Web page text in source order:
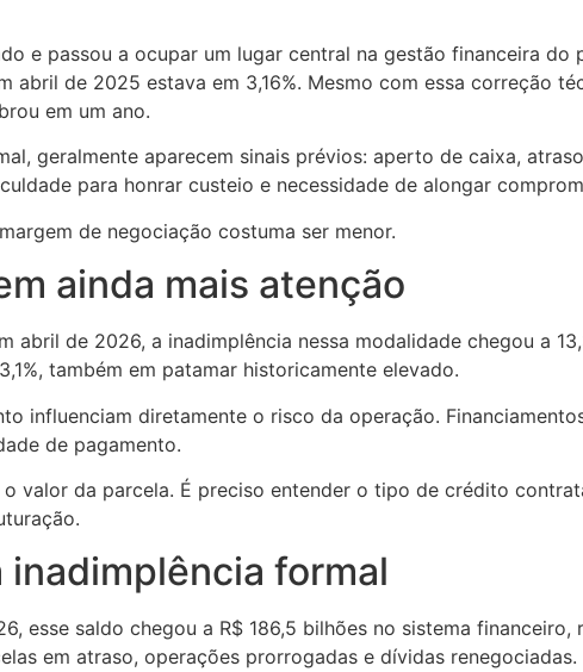
e passou a ocupar um lugar central na gestão financeira
de 2025 estava em 3,16%. Mesmo com essa correção
em um ano.
geralmente aparecem sinais prévios: aperto de caixa,
para honrar custeio e necessidade de alongar
de negociação costuma ser menor.
ainda mais atenção
de 2026, a inadimplência nessa modalidade chegou a
também em patamar historicamente elevado.
influenciam diretamente o risco da operação.
de pagamento.
valor da parcela. É preciso entender o tipo de crédito
formal
saldo chegou a R$ 186,5 bilhões no sistema financeiro,
em atraso, operações prorrogadas e dívidas renegociadas.